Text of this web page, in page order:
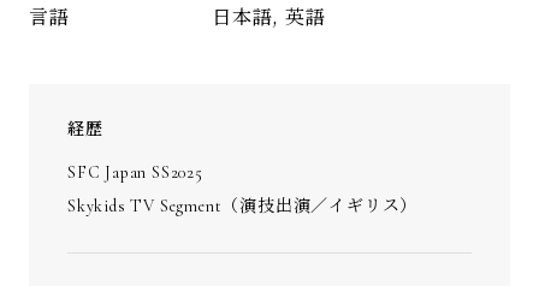
言語 日本語, 英語
経歴
SFC Japan SS2025
Skykids TV Segment（演技出演／イギリス）